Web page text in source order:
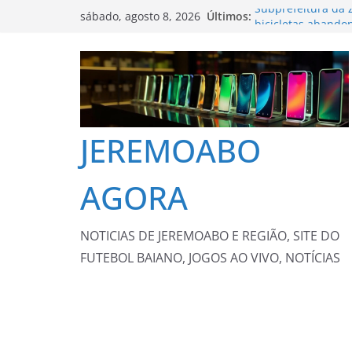
sábado, agosto 8, 2026 Últimos: Subprefeitura da
Atenção Primária
cardiovasculares
colesterol
Passar o próprio
problema sério;
A Operação Cata
sábado, (08)
JEREMOABO
AGORA
NOTICIAS DE JEREMOABO E REGIÃO, SITE DO
FUTEBOL BAIANO, JOGOS AO VIVO, NOTÍCIAS